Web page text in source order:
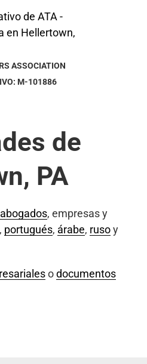
ASSOCIATION
M-101886
de
PA
, empresas y
, portugués, árabe, rusoy
odocumentos